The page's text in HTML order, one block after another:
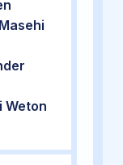
Weton